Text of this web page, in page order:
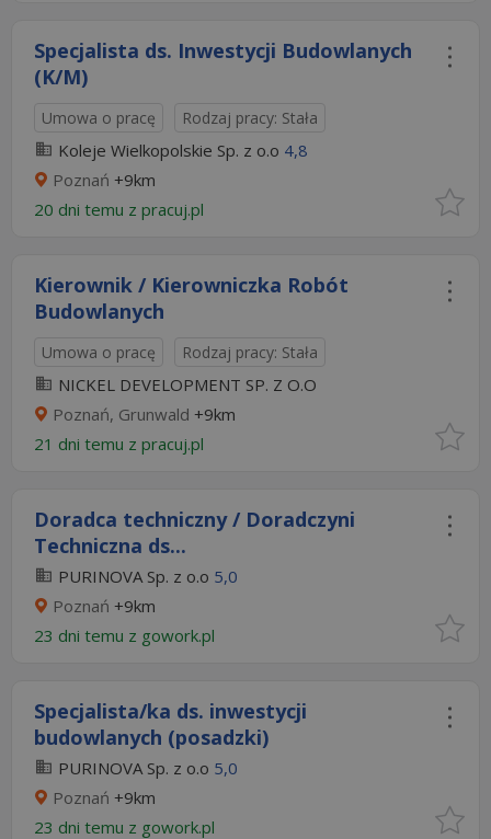
Specjalista ds. Inwestycji Budowlanych
(K/M)
Umowa o pracę Rodzaj pracy: Stała
Koleje Wielkopolskie Sp. z o.o 4,8
Poznań +9km
20 dni temu z pracuj.pl
Kierownik / Kierowniczka Robót
Budowlanych
Umowa o pracę Rodzaj pracy: Stała
NICKEL DEVELOPMENT SP. Z O.O
Poznań, Grunwald +9km
21 dni temu z pracuj.pl
Doradca techniczny / Doradczyni
Techniczna ds...
PURINOVA Sp. z o.o 5,0
Poznań +9km
23 dni temu z gowork.pl
Specjalista/ka ds. inwestycji
budowlanych (posadzki)
PURINOVA Sp. z o.o 5,0
Poznań +9km
23 dni temu z gowork.pl